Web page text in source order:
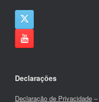
Declarações
Declaração de Privacidade –